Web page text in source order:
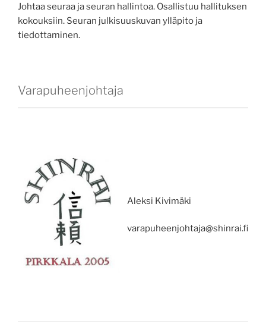
Johtaa seuraa ja seuran hallintoa. Osallistuu hallituksen
kokouksiin. Seuran julkisuuskuvan ylläpito ja
tiedottaminen.
Varapuheenjohtaja
Aleksi Kivimäki
varapuheenjohtaja@shinrai.fi